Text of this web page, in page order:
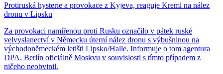
Protiruská hysterie a provokace z Kyjeva, reaguje Kreml na nález
dronu v Lipsku
Za provokaci namířenou proti Rusku označilo v pátek ruské
velvyslanectví v Německu úterní nález dronu s výbušninou na
východoněmeckém letišti Lipsko/Halle. Informuje o tom agentura
DPA. Berlín oficiálně Moskvu v souvislosti s tímto případem z
ničeho neobvinil.